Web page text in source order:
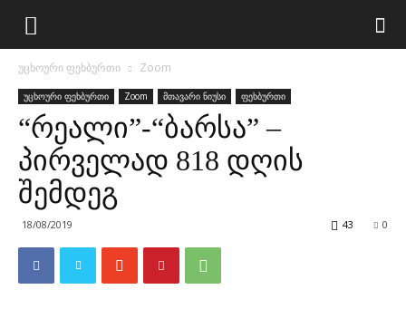
უცხოური ფეხბურთი Zoom
უცხოური ფეხბურთი Zoom მთავარი ნიუსი ფეხბურთი
“რეალი”-“ბარსა” –
პირველად 818 დღის
შემდეგ
18/08/2019 0
43